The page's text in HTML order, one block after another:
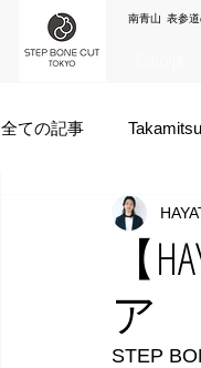
南青山 表参
全ての記事 Takamitsu
Akane Kanda
ズシヒロヤ
【
ア
STEP